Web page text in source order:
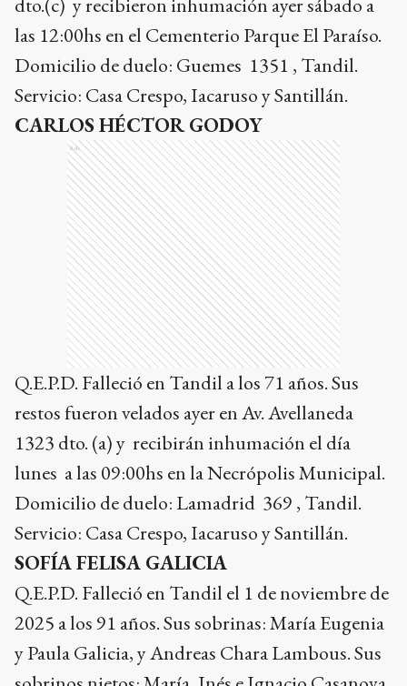
dto.(c) y recibieron inhumación ayer sábado a
las 12:00hs en el Cementerio Parque El Paraíso.
Domicilio de duelo: Guemes 1351 , Tandil.
Servicio: Casa Crespo, Iacaruso y Santillán.
CARLOS HÉCTOR GODOY
Ads
Q.E.P.D. Falleció en Tandil a los 71 años. Sus
restos fueron velados ayer en Av. Avellaneda
1323 dto. (a) y recibirán inhumación el día
lunes a las 09:00hs en la Necrópolis Municipal.
Domicilio de duelo: Lamadrid 369 , Tandil.
Servicio: Casa Crespo, Iacaruso y Santillán.
SOFÍA FELISA GALICIA
Q.E.P.D. Falleció en Tandil el 1 de noviembre de
2025 a los 91 años. Sus sobrinas: María Eugenia
y Paula Galicia, y Andreas Chara Lambous. Sus